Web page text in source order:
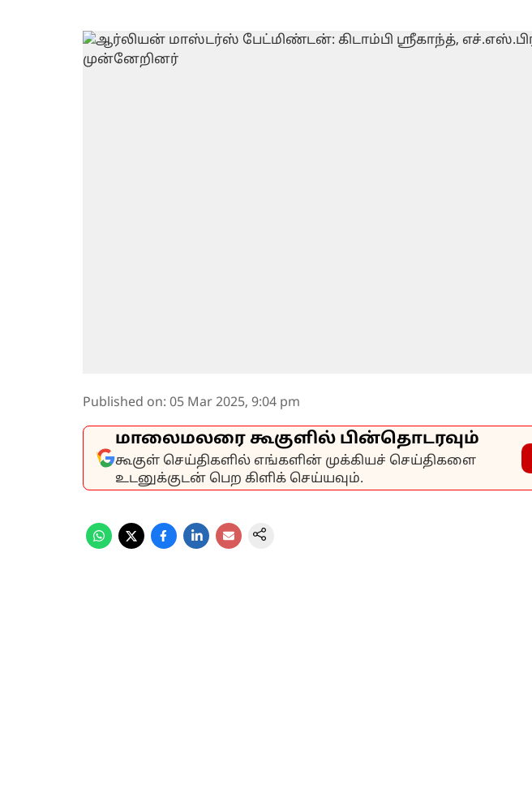
Published on: 05 Mar 2025, 9:04 pm
மாலைமலரை கூகுளில் பின்தொடரவும்
கூகுள் செய்திகளில் எங்களின் முக்கியச் செய்திகளை
உடனுக்குடன் பெற கிளிக் செய்யவும்.